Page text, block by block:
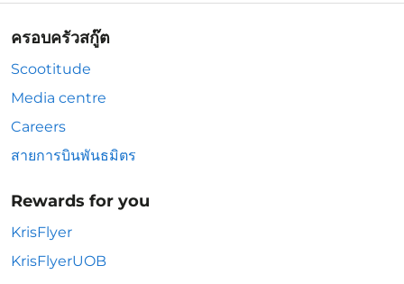
ครอบครัวสกู๊ต
Scootitude
Media centre
Careers
สายการบินพันธมิตร
Rewards for you
KrisFlyer
KrisFlyerUOB